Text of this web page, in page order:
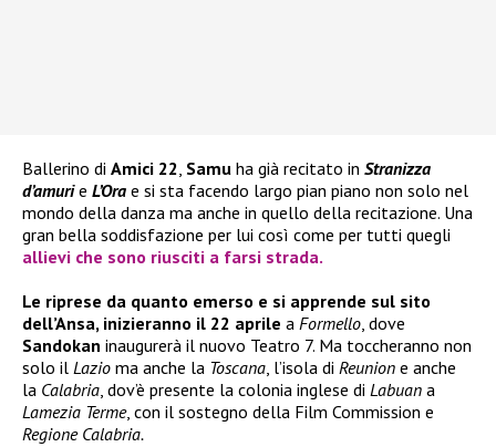
Ballerino di Amici 22, Samu ha già recitato in Stranizza
d’amurie L’Ora e si sta facendo largo pian piano non solo nel
mondo della danza ma anche in quello della recitazione. Una
gran bella soddisfazione per lui così come per tutti quegli
allievi che sono riusciti a farsi strada.
Le riprese da quanto emerso e si apprende sul sito
dell’Ansa, inizieranno il 22 aprile a Formello, dove
Sandokan inaugurerà il nuovo Teatro 7. Ma toccheranno non
solo il Lazio ma anche la Toscana, l’isola di Reunion e anche
la Calabria, dov’è presente la colonia inglese di Labuan a
Lamezia Terme, con il sostegno della Film Commission e
Regione Calabria.